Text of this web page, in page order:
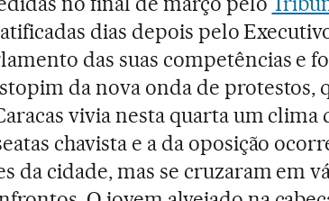
dias depois pelo
das suas competências e
da nova onda de protestos,
vivia nesta quarta um clima
chavista e a da oposição
da cidade, mas se cruzaram em